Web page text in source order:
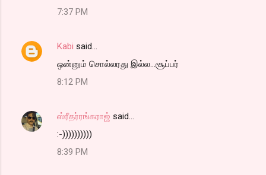
7:37 PM
Kabi said…
ஒன்னும் சொல்லரது இல்ல...சூப்பர்
8:12 PM
ஸ்ரீதர்ரங்கராஜ் said…
:-))))))))))
8:39 PM